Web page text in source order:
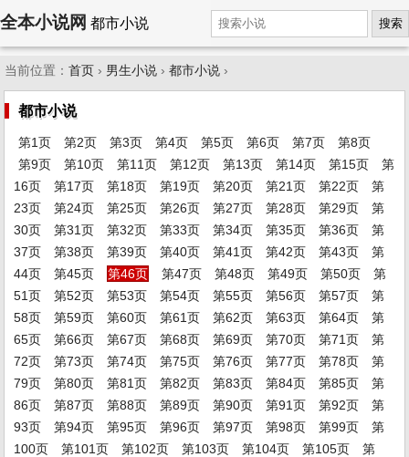
全本小说网 都市小说 搜索
当前位置： 首页 › 男生小说 › 都市小说 ›
都市小说
第1页 第2页 第3页 第4页 第5页 第6页 第7页
第8页
第9页
第10页 第11页 第12页 第13页 第14页 第15页
第
16页
第17页 第18页 第19页 第20页 第21页 第22页
第
23页
第24页 第25页 第26页 第27页 第28页 第29页
第
30页
第31页 第32页 第33页 第34页 第35页 第36页
第
37页
第38页 第39页 第40页 第41页 第42页 第43页
第
44页
第45页 第46页 第47页 第48页 第49页 第50页
第
51页
第52页 第53页 第54页 第55页 第56页 第57页
第
58页
第59页 第60页 第61页 第62页 第63页 第64页
第
65页
第66页 第67页 第68页 第69页 第70页 第71页
第
72页
第73页 第74页 第75页 第76页 第77页 第78页
第
79页
第80页 第81页 第82页 第83页 第84页 第85页
第
86页
第87页 第88页 第89页 第90页 第91页 第92页
第
93页
第94页 第95页 第96页 第97页 第98页 第99页
第
100页
第101页 第102页 第103页 第104页 第105页
第